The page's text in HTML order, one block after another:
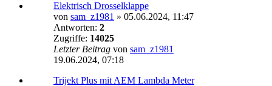
Elektrisch Drosselklappe
von sam_z1981 » 05.06.2024, 11:47
Antworten: 2
Zugriffe: 14025
Letzter Beitrag von sam_z1981
19.06.2024, 07:18
Trijekt Plus mit AEM Lambda Meter